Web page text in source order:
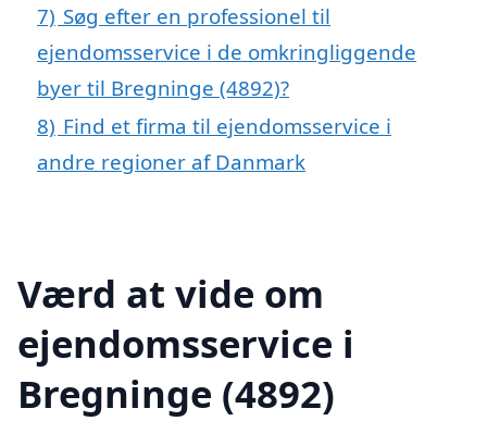
7) Søg efter en professionel til
ejendomsservice i de omkringliggende
byer til Bregninge (4892)?
8) Find et firma til ejendomsservice i
andre regioner af Danmark
Værd at vide om
ejendomsservice i
Bregninge (4892)